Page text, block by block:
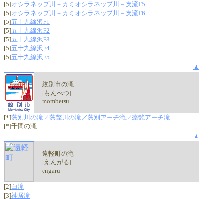
[5]オシラネップ川－カミオシラネップ川－支流F5
[5]オシラネップ川－カミオシラネップ川－支流F6
[5]五十九線沢F1
[5]五十九線沢F2
[5]五十九線沢F3
[5]五十九線沢F4
[5]五十九線沢F5
▲
紋別市の滝
[もんべつ]
mombetsu
[*]藻別川の滝／藻鼈川の滝／藻別アーチ滝／藻鼈アーチ滝
[*]千間の滝
▲
遠軽町の滝
[えんがる]
engaru
[2]白滝
[3]神居滝